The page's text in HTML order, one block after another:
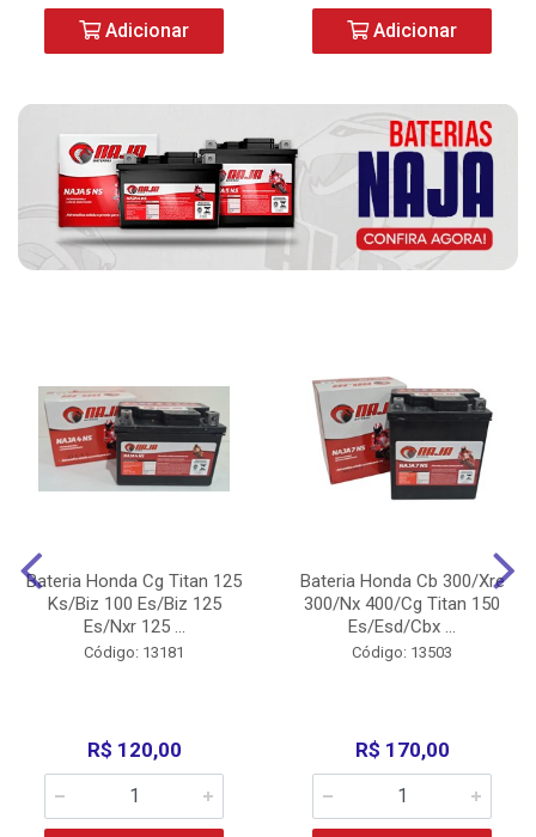
Adicionar Adicionar
Bateria Honda Cg Titan 125
Ks/Biz 100 Es/Biz 125
Es/Nxr 125 ...
Código: 13181
R$ 120,00
Bateria Honda Cb 300/Xre
300/Nx 400/Cg Titan 150
Es/Esd/Cbx ...
Código: 13503
R$ 170,00